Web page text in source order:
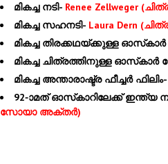
മികച്ച നടി- Renee Zellweger
മികച്ച സഹനടി- Laura Dern
മികച്ച തിരക്കഥയ്ക്കുള്ള
മികച്ച ചിത്രത്തിനുള്ള ഓസ്‌കാര്‍
മികച്ച അന്താരാഷ്ട്ര ഫീച്ചര്‍ ഫിലിം-
92-ാമത് ഓസ്‌കാറിലേക്ക് ഇന്ത്യ
സോയാ അക്തര്‍)